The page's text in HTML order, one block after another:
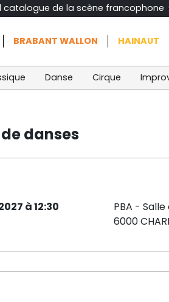
catalogue de la scène francophone
BRABANT WALLON HAINAUT
Danse Cirque
danses
à 12:30
PBA -
6000